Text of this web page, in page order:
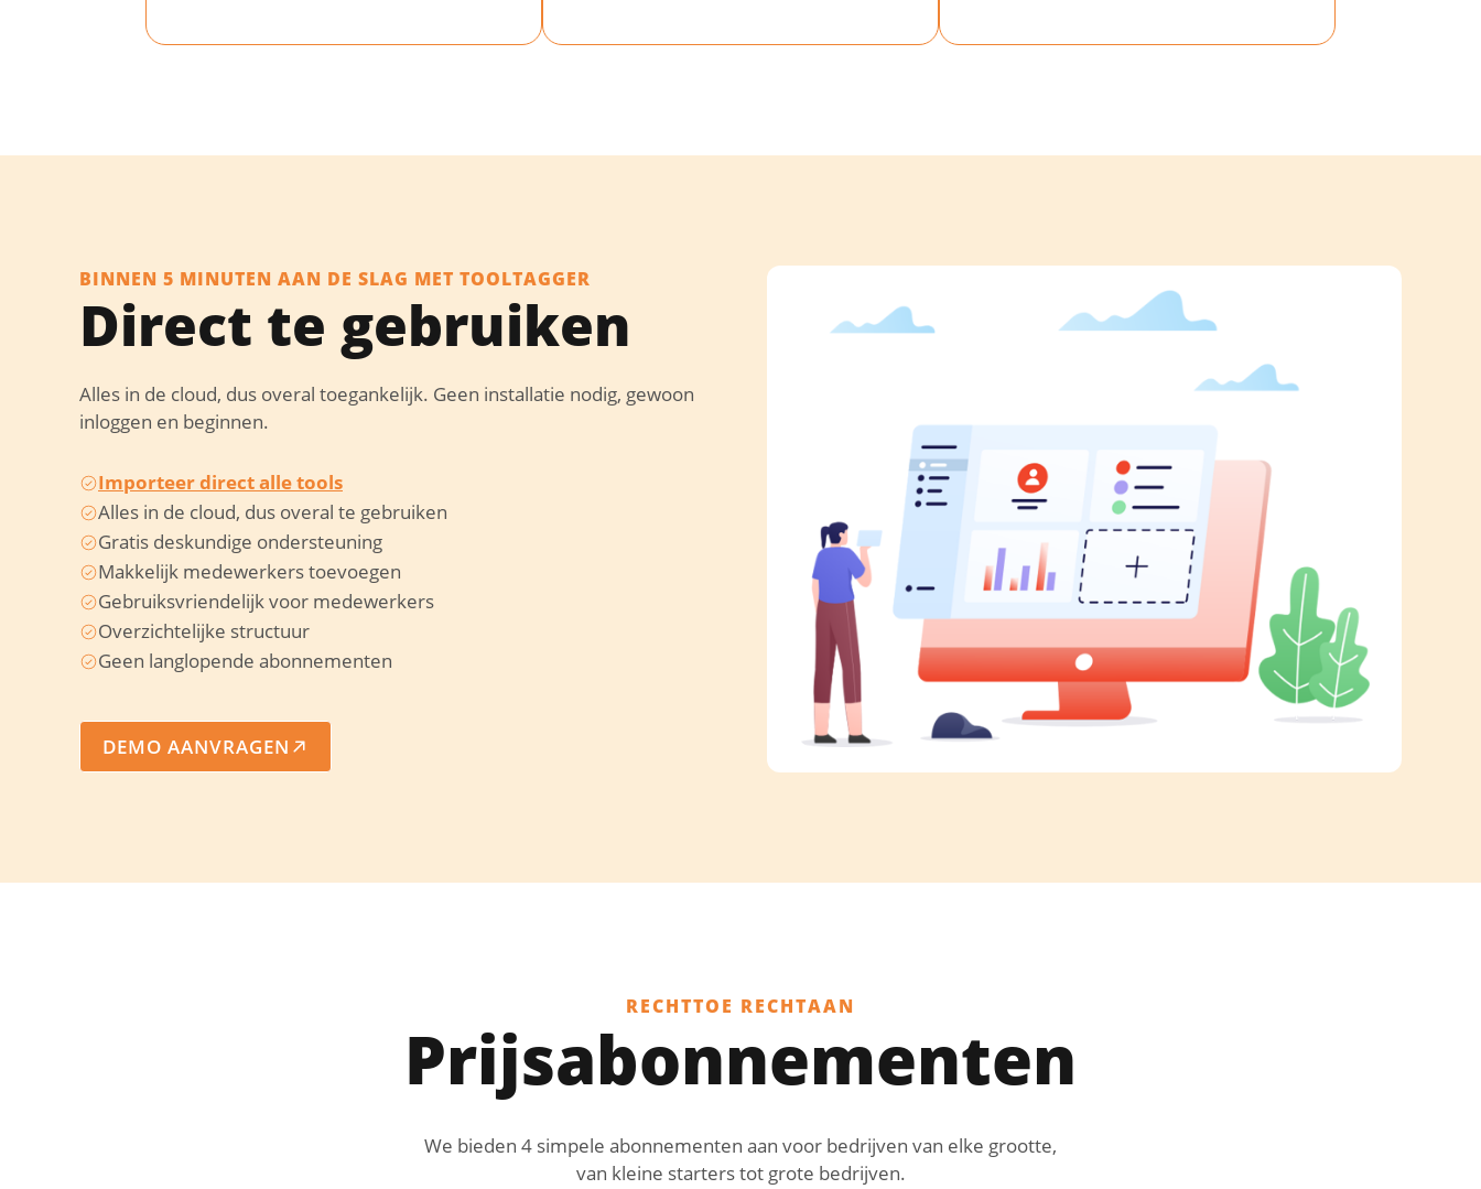
BINNEN 5 MINUTEN AAN DE SLAG MET TOOLTAGGER
Direct te gebruiken
Alles in de cloud, dus overal toegankelijk. Geen installatie nodig, gewoon
inloggen en beginnen.
Importeer direct alle tools
Alles in de cloud, dus overal te gebruiken
Gratis deskundige ondersteuning
Makkelijk medewerkers toevoegen
Gebruiksvriendelijk voor medewerkers
Overzichtelijke structuur
Geen langlopende abonnementen
DEMO AANVRAGEN
RECHTTOE RECHTAAN
Prijsabonnementen
We bieden 4 simpele abonnementen aan voor bedrijven van elke grootte,
van kleine starters tot grote bedrijven.